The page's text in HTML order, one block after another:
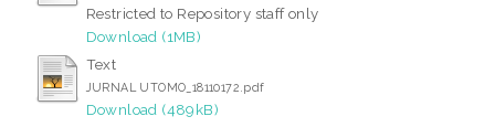
Restricted to Repository staff only
Download (1MB)
Text
JURNAL UTOMO_18110172.pdf
Download (489kB)